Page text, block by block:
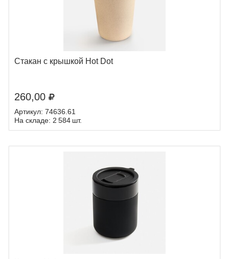
Стакан с крышкой Hot Dot
260,00
Артикул: 74636.61
На складе: 2 584 шт.